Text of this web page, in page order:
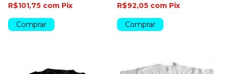
R$101,75 com Pix
Comprar
R$92,05 com Pix
Comprar